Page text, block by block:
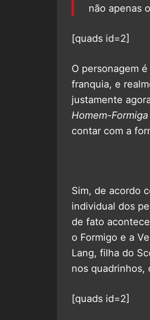
não apenas
[quads id=2]
O personagem
franquia, e
justamente
Homem-
contar com a
Sim, de acordo
individual dos
de fato
o Formigo e a
Lang, filha do
nos quadrinhos,
[quads id=2]